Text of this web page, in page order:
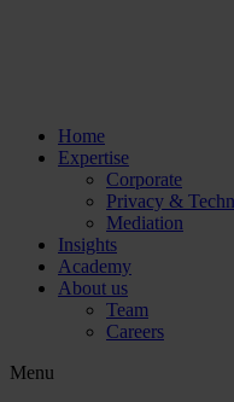
Home
Expertise
Corporate
Privacy &
Mediation
Insights
Academy
About us
Team
Careers
Menu